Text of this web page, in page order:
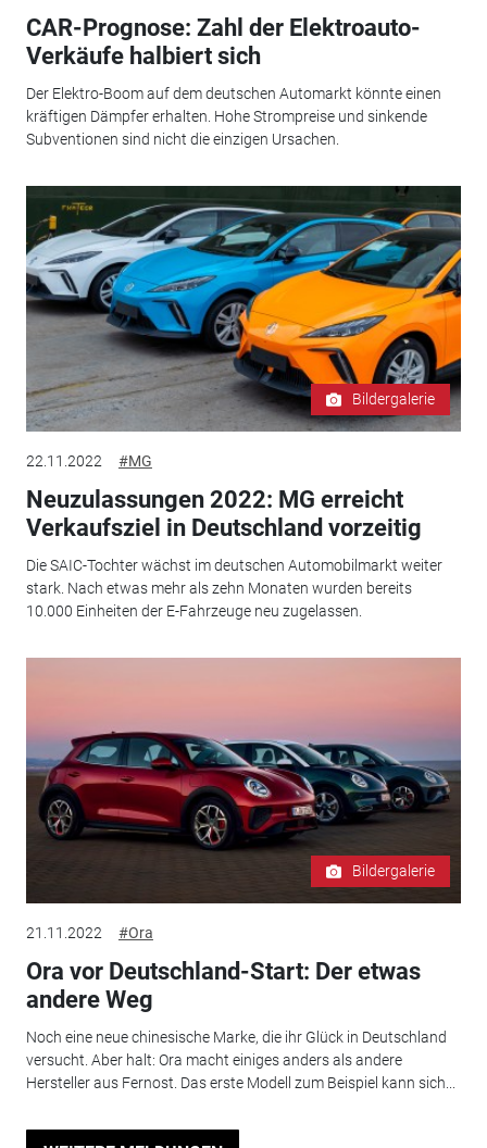
CAR-Prognose: Zahl der Elektroauto-
Verkäufe halbiert sich
Der Elektro-Boom auf dem deutschen Automarkt könnte einen
kräftigen Dämpfer erhalten. Hohe Strompreise und sinkende
Subventionen sind nicht die einzigen Ursachen.
Bildergalerie
22.11.2022 #MG
Neuzulassungen 2022: MG erreicht
Verkaufsziel in Deutschland vorzeitig
Die SAIC-Tochter wächst im deutschen Automobilmarkt weiter
stark. Nach etwas mehr als zehn Monaten wurden bereits
10.000 Einheiten der E-Fahrzeuge neu zugelassen.
Bildergalerie
21.11.2022 #Ora
Ora vor Deutschland-Start: Der etwas
andere Weg
Noch eine neue chinesische Marke, die ihr Glück in Deutschland
versucht. Aber halt: Ora macht einiges anders als andere
Hersteller aus Fernost. Das erste Modell zum Beispiel kann sich...